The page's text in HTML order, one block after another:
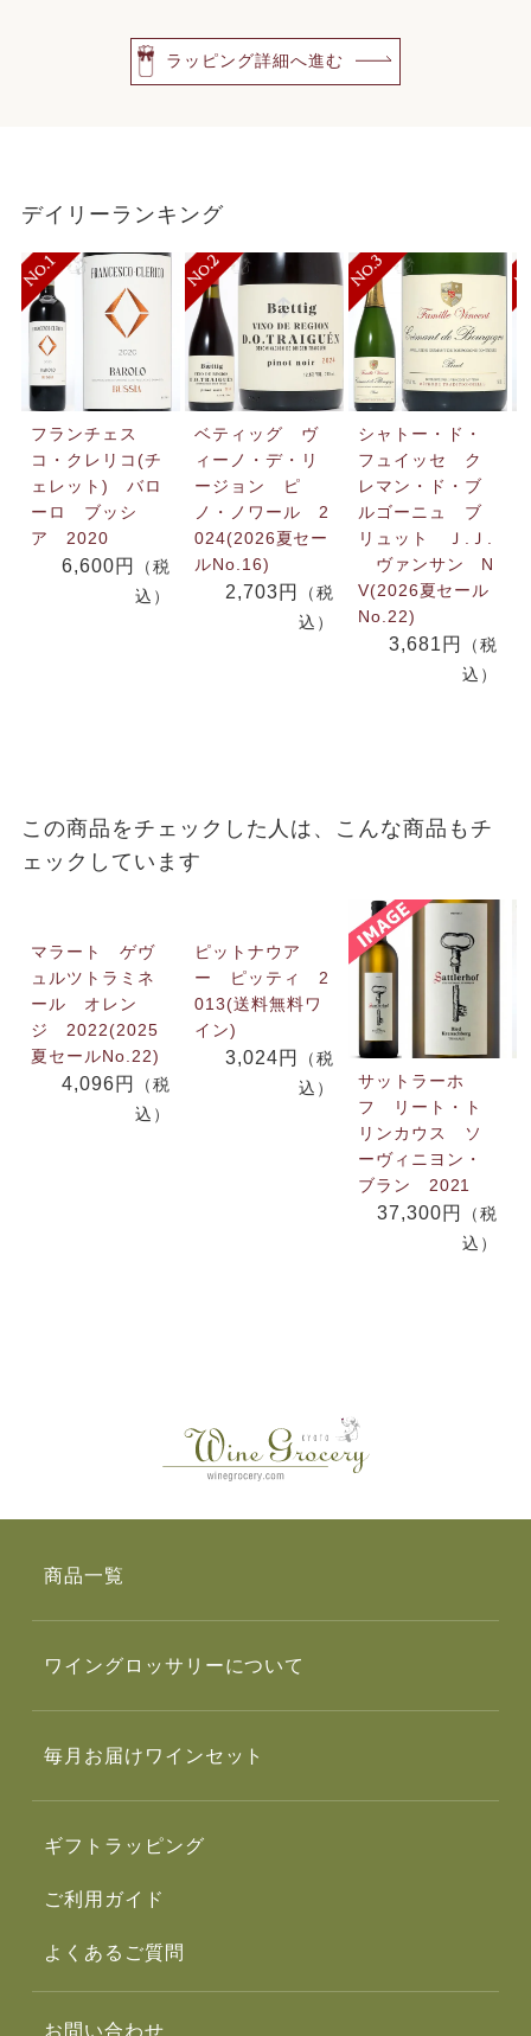
ラッピング詳細へ進む
デイリーランキング
フランチェス
コ・クレリコ(チ
ェレット) バロ
ーロ ブッシ
ア 2020
6,600円
（税
込）
ベティッグ ヴ
ィーノ・デ・リ
ージョン ピ
ノ・ノワール 2
024(2026夏セー
ルNo.16)
2,703円
（税
込）
シャトー・ド・
フュイッセ ク
レマン・ド・ブ
ルゴーニュ ブ
リュット Ｊ.Ｊ.
ヴァンサン N
V(2026夏セール
No.22)
3,681円
（税
込）
この商品をチェックした人は、こんな商品もチ
ェックしています
マラート ゲヴ
ュルツトラミネ
ール オレン
ジ 2022(2025
夏セールNo.22)
4,096円
（税
込）
ピットナウア
ー ピッティ 2
013(送料無料ワ
イン)
3,024円
（税
込）
サットラーホ
フ リート・ト
リンカウス ソ
ーヴィニヨン・
ブラン 2021
37,300円
（税
込）
商品一覧
ワイングロッサリーについて
毎月お届けワインセット
ギフトラッピング
ご利用ガイド
よくあるご質問
お問い合わせ